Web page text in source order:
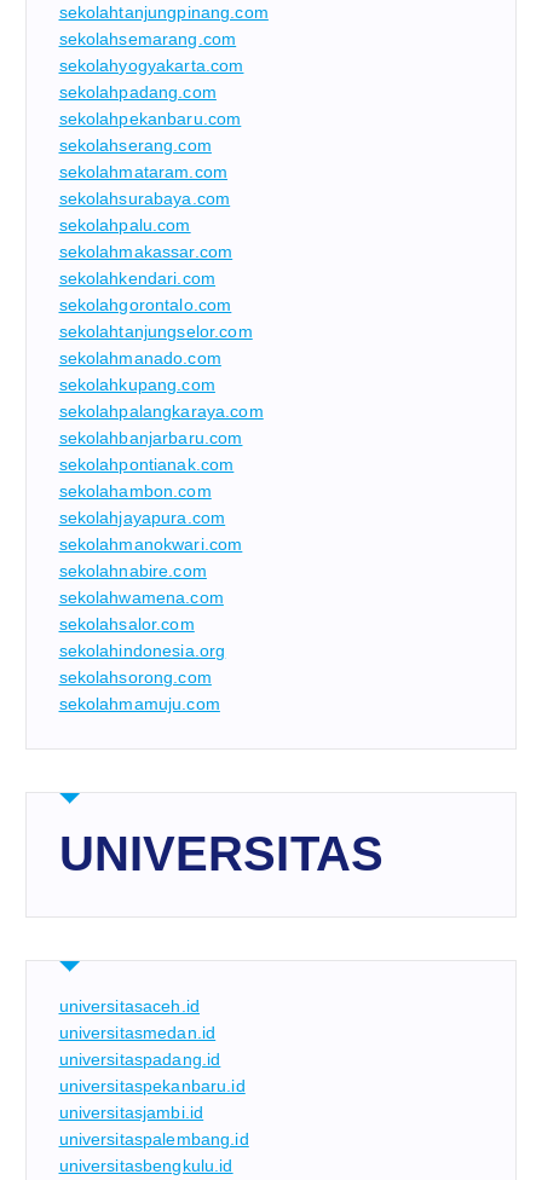
sekolahtanjungpinang.com
sekolahsemarang.com
sekolahyogyakarta.com
sekolahpadang.com
sekolahpekanbaru.com
sekolahserang.com
sekolahmataram.com
sekolahsurabaya.com
sekolahpalu.com
sekolahmakassar.com
sekolahkendari.com
sekolahgorontalo.com
sekolahtanjungselor.com
sekolahmanado.com
sekolahkupang.com
sekolahpalangkaraya.com
sekolahbanjarbaru.com
sekolahpontianak.com
sekolahambon.com
sekolahjayapura.com
sekolahmanokwari.com
sekolahnabire.com
sekolahwamena.com
sekolahsalor.com
sekolahindonesia.org
sekolahsorong.com
sekolahmamuju.com
UNIVERSITAS
universitasaceh.id
universitasmedan.id
universitaspadang.id
universitaspekanbaru.id
universitasjambi.id
universitaspalembang.id
universitasbengkulu.id